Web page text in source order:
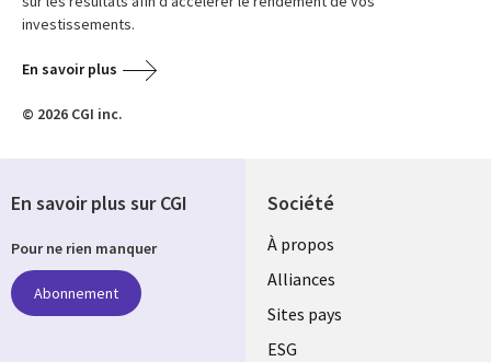
investissements.
En savoir plus
© 2026 CGI inc.
Société
À propos
Alliances
Sites pays
ESG
En savoir plus sur CGI
Pour ne rien manquer
Abonnement